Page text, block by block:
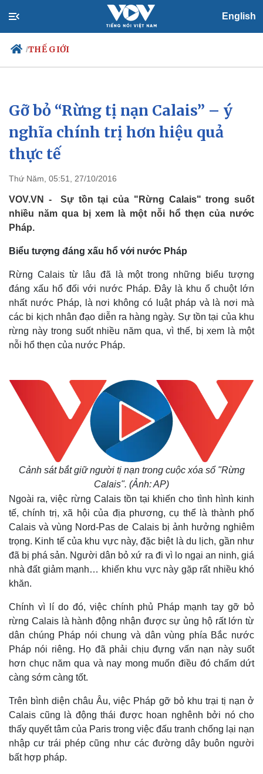
English
/THẾ GIỚI
Chính trị
Đảng
Tổ chức nhân sự
Quốc hội
Nhận diện sự thật
Xã hội
Tin 24h
Dự báo thời tiết
Gỡ bỏ “Rừng tị nạn Calais” – ý
nghĩa chính trị hơn hiệu quả
thực tế
Thứ Năm, 05:51, 27/10/2016
VOV.VN - Sự tồn tại của "Rừng Calais" trong suốt
nhiều năm qua bị xem là một nỗi hổ thẹn của nước
Pháp.
Biểu tượng đáng xấu hổ với nước Pháp
Rừng Calais từ lâu đã là một trong những biểu tượng
đáng xấu hổ đối với nước Pháp. Đây là khu ổ chuột lớn
nhất nước Pháp, là nơi không có luật pháp và là nơi mà
các bi kịch nhân đạo diễn ra hàng ngày. Sự tồn tại của khu
rừng này trong suốt nhiều năm qua, vì thế, bị xem là một
nỗi hổ thẹn của nước Pháp.
Cảnh sát bắt giữ người tị nạn trong cuộc xóa sổ "Rừng
Calais". (Ảnh: AP)
Ngoài ra, việc rừng Calais tồn tại khiến cho tình hình kinh
tế, chính trị, xã hội của địa phương, cụ thể là thành phố
Calais và vùng Nord-Pas de Calais bị ảnh hưởng nghiêm
trọng. Kinh tế của khu vực này, đặc biệt là du lịch, gần như
đã bị phá sản. Người dân bỏ xứ ra đi vì lo ngại an ninh, giá
nhà đất giảm mạnh… khiến khu vực này gặp rất nhiều khó
khăn.
Chính vì lí do đó, việc chính phủ Pháp mạnh tay gỡ bỏ
rừng Calais là hành động nhận được sự ủng hộ rất lớn từ
dân chúng Pháp nói chung và dân vùng phía Bắc nước
Pháp nói riêng. Họ đã phải chịu đựng vấn nạn này suốt
hơn chục năm qua và nay mong muốn điều đó chấm dứt
càng sớm càng tốt.
Trên bình diện châu Âu, việc Pháp gỡ bỏ khu trại tị nạn ở
Calais cũng là động thái được hoan nghênh bởi nó cho
thấy quyết tâm của Paris trong việc đấu tranh chống lại nạn
nhập cư trái phép cũng như các đường dây buôn người
bất hợp pháp.